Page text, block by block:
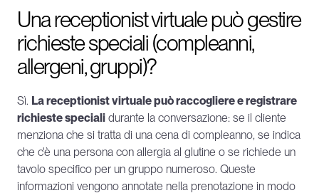
Una receptionist virtuale può gestire
richieste speciali (compleanni,
allergeni, gruppi)?
Sì. La receptionist virtuale può raccogliere e registrare
richieste speciali durante la conversazione: se il cliente
menziona che si tratta di una cena di compleanno, se indica
che c'è una persona con allergia al glutine o se richiede un
tavolo specifico per un gruppo numeroso. Queste
informazioni vengono annotate nella prenotazione in modo